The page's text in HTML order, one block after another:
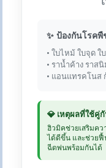
✨ ป้องกันโรคพื
• ใบไหม้ ใบจุด ใ
• ราน้ำค้าง ราส
• แอนแทรคโนส
💎 เหตุผลที่ใช้คู่
ฮิวมิคช่วยเสริมค
ได้ดีขึ้น และช่วยฟื้
ฉีดพ่นพร้อมกันได้